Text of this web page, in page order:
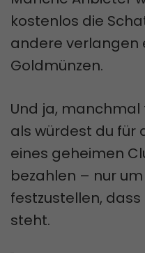
kostenlos die
andere verlangen
Goldmünzen.
Und ja, manchmal
als würdest du für
eines geheimen
bezahlen – nur
festzustellen, dass
steht.